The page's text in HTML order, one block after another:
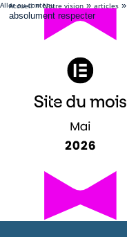
Aller au contenu
Accueil»Notre vision» articles»
absolument respecter